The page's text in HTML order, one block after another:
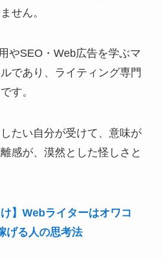
せん。
やSEO・Web広告を学ぶマ
であり、ライティング専門
す。
たい自分が受けて、意味が
感が、漠然とした怪しさと
け】Webライターはオワコ
げる人の思考法